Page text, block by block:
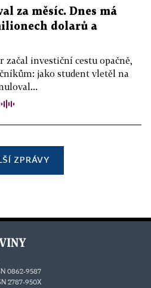
za měsíc. Dnes má
dolarů a
začal investiční cestu opačně,
jako student vletěl na
ZPRÁVY
0862-9587
2787-950X